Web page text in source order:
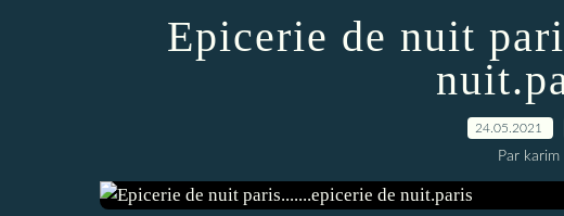
Epicerie de nuit
24.05.2021
Par karim